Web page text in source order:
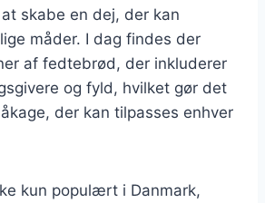
skabe en dej, der kan
måder. I dag findes der
af fedtebrød, der inkluderer
og fyld, hvilket gør det
der kan tilpasses enhver
kun populært i Danmark,